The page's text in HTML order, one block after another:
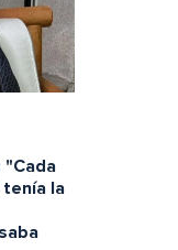
"Cada
tenía la